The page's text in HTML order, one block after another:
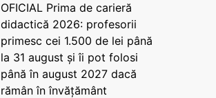
OFICIAL Prima de carieră
didactică 2026: profesorii
primesc cei 1.500 de lei până
la 31 august și îi pot folosi
până în august 2027 dacă
rămân în învățământ